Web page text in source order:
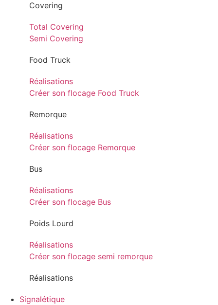
Covering
Total Covering
Semi Covering
Food Truck
Réalisations
Créer son flocage Food Truck
Remorque
Réalisations
Créer son flocage Remorque
Bus
Réalisations
Créer son flocage Bus
Poids Lourd
Réalisations
Créer son flocage semi remorque
Réalisations
Signalétique